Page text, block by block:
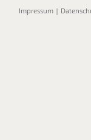
Impressum |